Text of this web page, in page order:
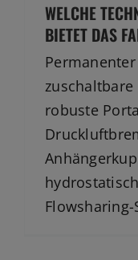
WELCHE
BIETET DAS
robuste